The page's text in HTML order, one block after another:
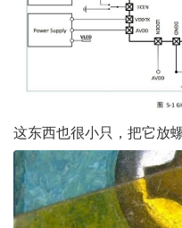
这东西也很小只，把它放